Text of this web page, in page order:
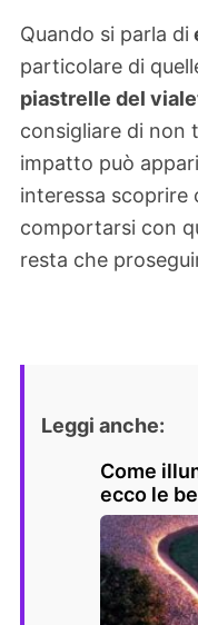
Quando si parla di
particolare di
piastrelle del
consigliare di non
impatto può
interessa scoprire
comportarsi con
resta che
Leggi anche:
Come
ecco le